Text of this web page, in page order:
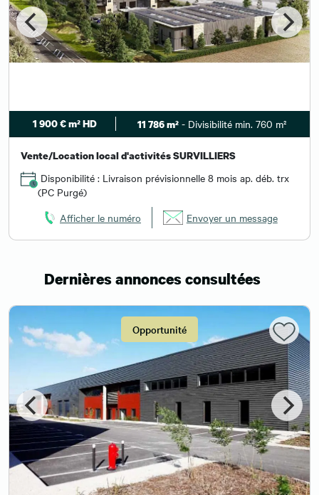
1 900 € m² HD 11 786 m²- Divisibilité min. 760 m²
Vente/Location local d'activités SURVILLIERS
Disponibilité : Livraison prévisionnelle 8 mois ap. déb. trx
(PC Purgé)
Afficher le numéro
Envoyer un message
Dernières annonces consultées
Opportunité